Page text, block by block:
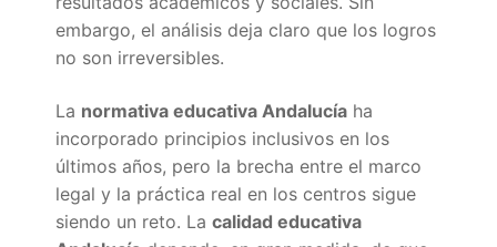
embargo, el análisis deja claro que los logros
no son irreversibles.
La normativa educativa Andalucía ha
incorporado principios inclusivos en los
últimos años, pero la brecha entre el marco
legal y la práctica real en los centros sigue
siendo un reto. La calidad educativa